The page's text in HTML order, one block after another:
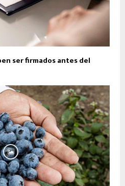
ser firmados antes del